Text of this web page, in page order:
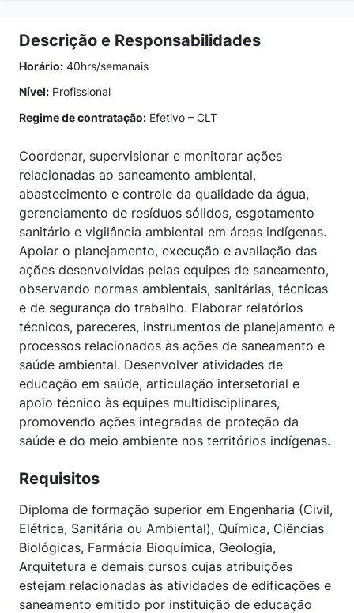
Descrição e Responsabilidades
Horário: 40hrs/semanais
Nível: Profissional
Regime de contratação: Efetivo – CLT
Coordenar, supervisionar e monitorar ações
relacionadas ao saneamento ambiental,
abastecimento e controle da qualidade da água,
gerenciamento de resíduos sólidos, esgotamento
sanitário e vigilância ambiental em áreas indígenas.
Apoiar o planejamento, execução e avaliação das
ações desenvolvidas pelas equipes de saneamento,
observando normas ambientais, sanitárias, técnicas
e de segurança do trabalho. Elaborar relatórios
técnicos, pareceres, instrumentos de planejamento e
processos relacionados às ações de saneamento e
saúde ambiental. Desenvolver atividades de
educação em saúde, articulação intersetorial e
apoio técnico às equipes multidisciplinares,
promovendo ações integradas de proteção da
saúde e do meio ambiente nos territórios indígenas.
Requisitos
Diploma de formação superior em Engenharia (Civil,
Elétrica, Sanitária ou Ambiental), Química, Ciências
Biológicas, Farmácia Bioquímica, Geologia,
Arquitetura e demais cursos cujas atribuições
estejam relacionadas às atividades de edificações e
saneamento emitido por instituição de educação